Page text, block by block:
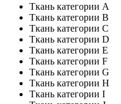
Ткань категории A
Ткань категории B
Ткань категории C
Ткань категории D
Ткань категории E
Ткань категории F
Ткань категории G
Ткань категории H
Ткань категории I